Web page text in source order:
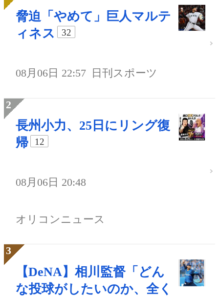
脅迫「やめて」巨人マルテ
ィネス
32
08月06日 22:57 日刊スポーツ
長州小力、25日にリング復
帰
12
08月06日 20:48
オリコンニュース
【DeNA】相川監督「どん
な投球がしたいのか、全く